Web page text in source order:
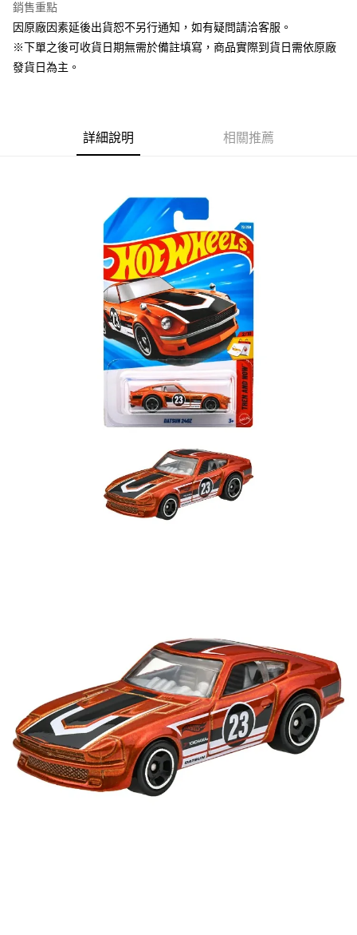
【大哥付你分期使用說明】
1.本服務由台灣大哥大提供，台灣大哥大用戶可立即使用無須另外申請。
流程，驗證手機門號後，選擇欲分期的期數、繳款截止日，確認付款後即完
成交易。
【繳款方式說明】
1.分期款項不併入電信帳單，「大哥付你分期」於每月結算日後寄送繳費提
帳／街口支付／iPASS MONEY」等通路繳費。
1.本服務係由「台灣大哥大股份有限公司」（以下簡稱本公司）所提供，讓
用戶於交易時，得透過本服務購買商品或服務，並由商店將買賣／分期付款
買賣價金債權讓與本公司後，依約使用本公司帳單繳交帳款。
2.基於同意付款使用「大哥付你分期」之契約關係目的，商店將以您的個人
資料（包含姓名、電話或地址）提供予台灣大哥大進項蒐集、處理及利用，
由本公司與您本人進行分期帳單所需資料之確認、核對及更正。
3.完整用戶服務條款，請詳閱以下連結：https://oppay.tw/userRule
ATM付款
運送方式
預購-付款後全家取貨(舊)
每筆NT$90，滿NT$3,000(含以上)免運費
每筆NT$90，滿NT$3,000(含以上)免運費
預購-付款後7-11取貨(舊)
每筆NT$90，滿NT$3,000(含以上)免運費
每筆NT$120，滿NT$3,000(含以上)免運費
預購-宅配(離島)(舊)
每筆NT$160，滿NT$3,000(含以上)免運費
東海門市自取，需自備購物袋取貨唷。
銷售重點
因原廠因素延後出貨恕不另行通知，如有疑問請洽客服。
※下單之後可收貨日期無需於備註填寫，商品實際到貨日需依原廠
發貨日為主。
詳細說明 相關推薦